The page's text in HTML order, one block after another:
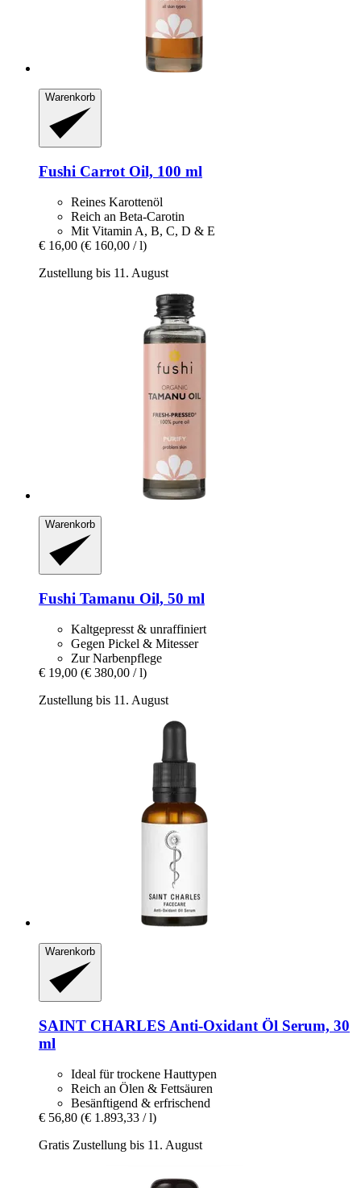
Warenkorb
Fushi Carrot Oil, 100 ml
Reines Karottenöl
Reich an Beta-Carotin
Mit Vitamin A, B, C, D & E
€ 16,00 (€ 160,00 / l)
Zustellung bis 11. August
Warenkorb
Fushi Tamanu Oil, 50 ml
Kaltgepresst & unraffiniert
Gegen Pickel & Mitesser
Zur Narbenpflege
€ 19,00 (€ 380,00 / l)
Zustellung bis 11. August
Warenkorb
SAINT CHARLES Anti-​Oxidant Öl Serum, 30
ml
Ideal für trockene Hauttypen
Reich an Ölen & Fettsäuren
Besänftigend & erfrischend
€ 56,80 (€ 1.893,33 / l)
Gratis Zustellung bis 11. August